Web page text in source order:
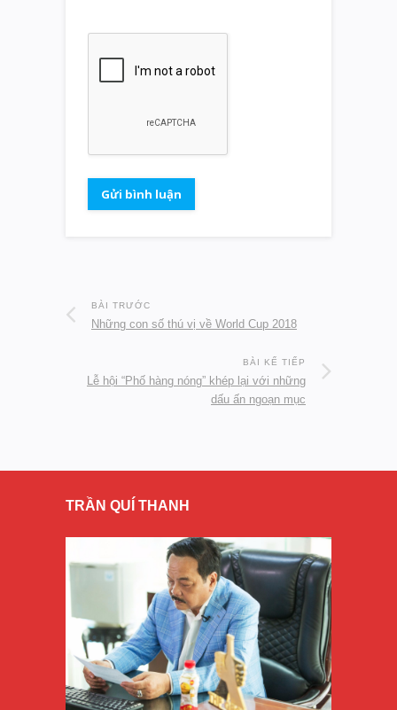
BÀI TRƯỚC
Những con số thú vị về World Cup 2018
BÀI KẾ TIẾP
Lễ hội “Phố hàng nóng” khép lại với những
dấu ấn ngoạn mục
TRẦN QUÍ THANH